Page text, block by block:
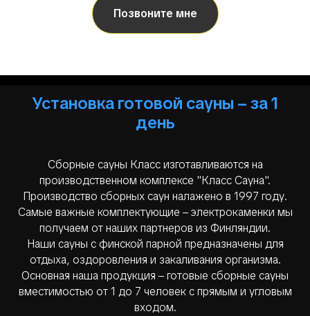
Позвоните мне
Установка готовой сауны – за 1
день
Сборные сауны Класс изготавливаются на
производственном комплексе "Класс Сауна".
Производство сборных саун налажено в 1997 году.
Самые важные комплектующие – электрокаменки мы
получаем от наших партнеров из Финляндии.
Наши сауны с финской парной предназначены для
отдыха, оздоровления и закаливания организма.
Основная наша продукция – готовые сборные сауны
вместимостью от 1 до 7 человек с прямым и угловым
входом.